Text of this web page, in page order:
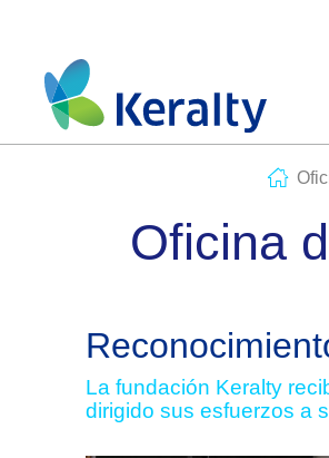
Oficina
La fundación Keralty
dirigido sus esfuerzos a